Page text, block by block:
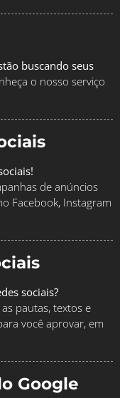
buscando seus
o nosso serviço
de anúncios
Facebook, Instagram
sociais?
pautas, textos e
você aprovar, em
Google